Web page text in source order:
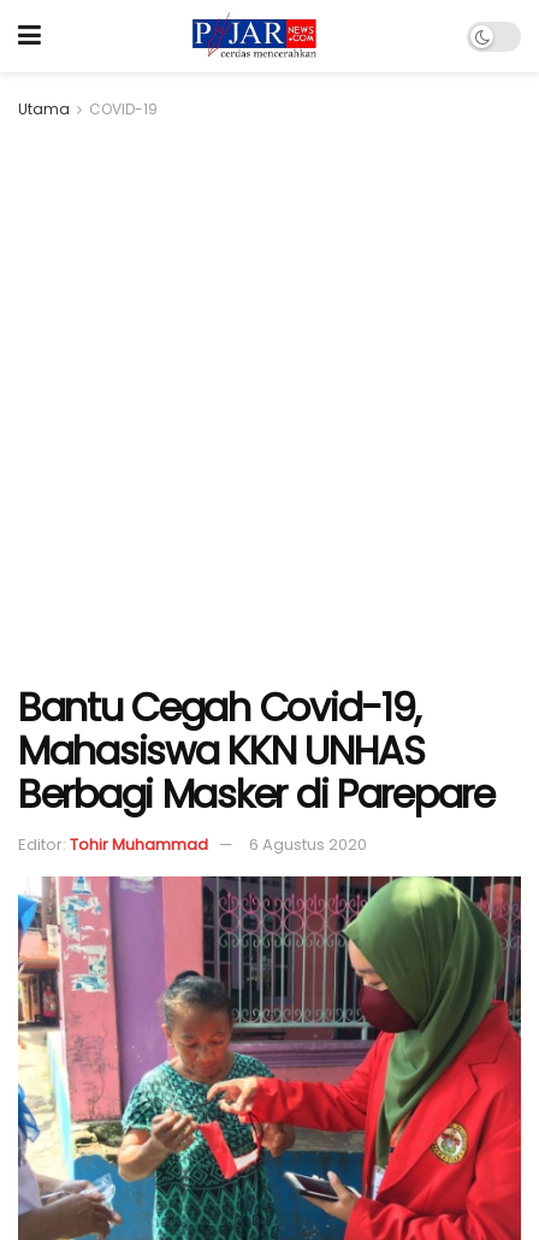
Utama COVID-19
Bantu Cegah Covid-19,
Mahasiswa KKN UNHAS
Berbagi Masker di Parepare
Editor: Tohir Muhammad 6 Agustus 2020